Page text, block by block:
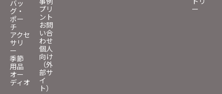
バッ
グ・
ポー
チ
アクセ
サリ
ー
季節
用品
オー
ディオ
プリ
ント
お問
い合
わせ
個人
向け
（外
部サ
イ
ト）
ー